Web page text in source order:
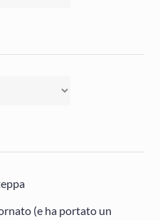
(e ha portato un